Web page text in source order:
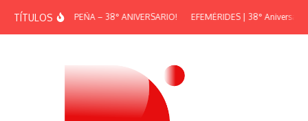
TÍTULOS¡GRAN PEÑA – 38° ANIVERSARIO! EFEMÉRIDES | 38°